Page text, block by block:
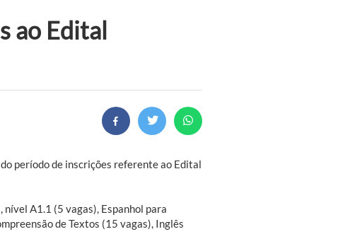
ao Edital
período de inscrições referente ao Edital
nível A1.1 (5 vagas), Espanhol para
de Textos (15 vagas), Inglês